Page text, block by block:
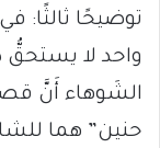
توضيحًا ثالثًا:
واحد لا
الشَوهاء أَنَّ
حنين” هما